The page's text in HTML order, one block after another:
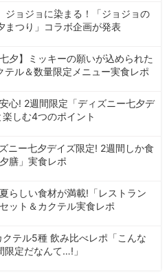
ジョジョに染まる！「ジョジョの
まつり」コラボ企画が発表
夕】ミッキーの願いが込められた
テル＆数量限定メニュー実食レポ
心! 2週間限定「ディズニー七夕デ
しむ4つのポイント
ニー七夕デイズ限定! 2週間しか食
膳」実食レポ
らしい食材が満載!「レストラン
ット＆カクテル実食レポ
クテル5種 飲み比べレポ「こんな
限定だなんて…!」